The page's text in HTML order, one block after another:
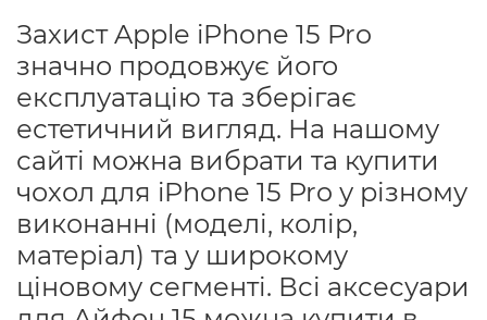
Захист Apple iPhone 15 Pro
значно продовжує його
експлуатацію та зберігає
естетичний вигляд. На нашому
сайті можна вибрати та купити
чохол для iPhone 15 Pro у різному
виконанні (моделі, колір,
матеріал) та у широкому
ціновому сегменті. Всі аксесуари